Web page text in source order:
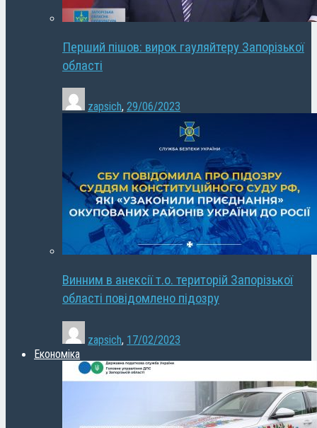
Перший пішов: вирок гауляйтеру Запорізької
області
zapsich, 29/06/2023
Винним в анексії т.о. територій Запорізької
області повідомлено підозру
zapsich, 17/02/2023
Економіка